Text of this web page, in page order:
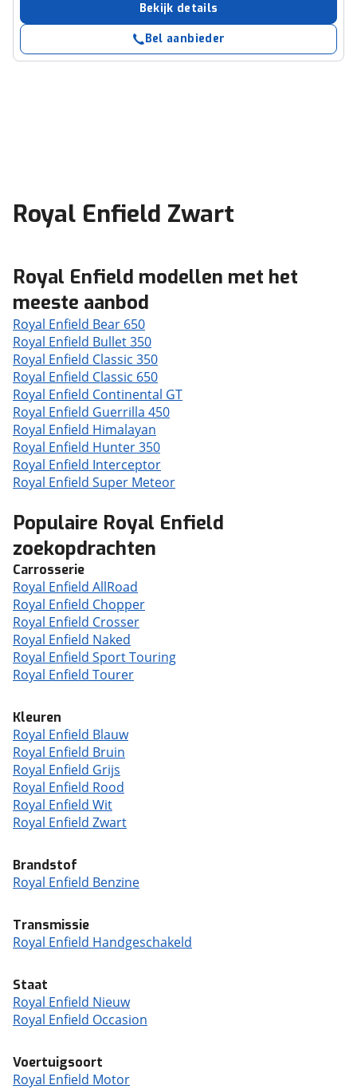
Bekijk details
Bel aanbieder
Royal Enfield Zwart
Royal Enfield modellen met het
meeste aanbod
Royal Enfield Bear 650
Royal Enfield Bullet 350
Royal Enfield Classic 350
Royal Enfield Classic 650
Royal Enfield Continental GT
Royal Enfield Guerrilla 450
Royal Enfield Himalayan
Royal Enfield Hunter 350
Royal Enfield Interceptor
Royal Enfield Super Meteor
Populaire Royal Enfield
zoekopdrachten
Carrosserie
Royal Enfield AllRoad
Royal Enfield Chopper
Royal Enfield Crosser
Royal Enfield Naked
Royal Enfield Sport Touring
Royal Enfield Tourer
Kleuren
Royal Enfield Blauw
Royal Enfield Bruin
Royal Enfield Grijs
Royal Enfield Rood
Royal Enfield Wit
Royal Enfield Zwart
Brandstof
Royal Enfield Benzine
Transmissie
Royal Enfield Handgeschakeld
Staat
Royal Enfield Nieuw
Royal Enfield Occasion
Voertuigsoort
Royal Enfield Motor